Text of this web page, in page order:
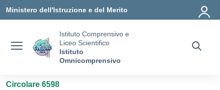
Ministero dell'Istruzione e del Merito
Istituto Comprensivo e
Liceo Scientifico
Istituto
Omnicomprensivo
Circolare 6598